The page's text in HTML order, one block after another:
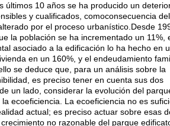
últimos 10 años se ha producido un
y cualificados, comoconsecuencia del
por el proceso urbanístico.Desde
la población se ha incrementado un 11%,
asociado a la edificación lo ha hecho en
en un 160%, y el endeudamiento
se deduce que, para un análisis sobre la
es preciso tener en cuenta sus dos
un lado, considerar la evolución del
ecoeficiencia. La ecoeficiencia no es
actual; es preciso actuar sobre esas
no razonable del parque